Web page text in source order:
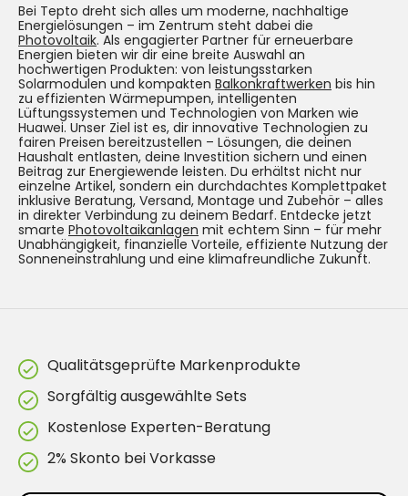
Bei Tepto dreht sich alles um moderne, nachhaltige
Energielösungen – im Zentrum steht dabei die
Photovoltaik. Als engagierter Partner für erneuerbare
Energien bieten wir dir eine breite Auswahl an
hochwertigen Produkten: von leistungsstarken
Solarmodulen und kompakten Balkonkraftwerken bis hin
zu effizienten Wärmepumpen, intelligenten
Lüftungssystemen und Technologien von Marken wie
Huawei. Unser Ziel ist es, dir innovative Technologien zu
fairen Preisen bereitzustellen – Lösungen, die deinen
Haushalt entlasten, deine Investition sichern und einen
Beitrag zur Energiewende leisten. Du erhältst nicht nur
einzelne Artikel, sondern ein durchdachtes Komplettpaket
inklusive Beratung, Versand, Montage und Zubehör – alles
in direkter Verbindung zu deinem Bedarf. Entdecke jetzt
smarte Photovoltaikanlagen mit echtem Sinn – für mehr
Unabhängigkeit, finanzielle Vorteile, effiziente Nutzung der
Sonneneinstrahlung und eine klimafreundliche Zukunft.
Qualitätsgeprüfte Markenprodukte
Sorgfältig ausgewählte Sets
Kostenlose Experten-Beratung
2% Skonto bei Vorkasse